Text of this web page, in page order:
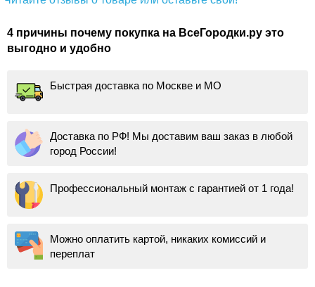
4 причины почему покупка на ВсеГородки.ру это
выгодно и удобно
Быстрая доставка по Москве и МО
Доставка по РФ! Мы доставим ваш заказ в любой
город России!
Профессиональный монтаж с гарантией от 1 года!
Можно оплатить картой, никаких комиссий и
переплат